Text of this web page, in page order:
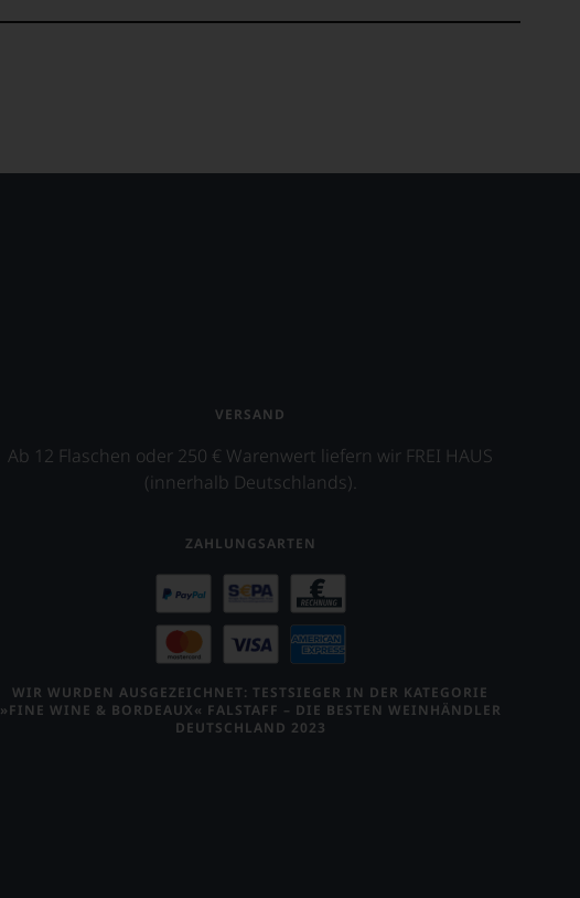
VERSAND
Ab 12 Flaschen oder 250 € Warenwert liefern wir FREI HAUS
(innerhalb Deutschlands).
ZAHLUNGSARTEN
WIR WURDEN AUSGEZEICHNET: TESTSIEGER IN DER KATEGORIE
»FINE WINE & BORDEAUX« FALSTAFF – DIE BESTEN WEINHÄNDLER
DEUTSCHLAND 2023